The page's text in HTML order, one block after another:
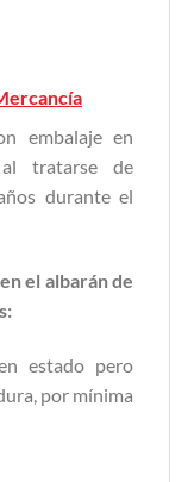
embalaje en
al tratarse de
durante el
el albarán de
estado pero
por mínima